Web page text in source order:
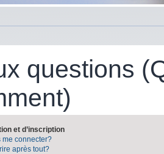
questions
et d’inscription
me connecter?
après tout?